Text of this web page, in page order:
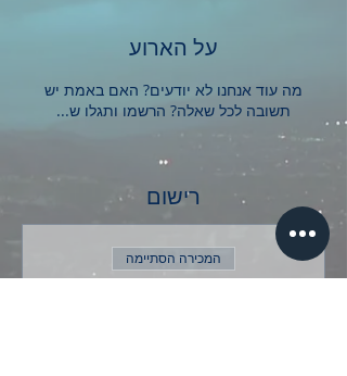
על הארוע
מה עוד אנחנו לא יודעים? האם באמת יש
תשובה לכל שאלה? הרשמו ותגלו ש...
רישום
המכירה הסתיימה